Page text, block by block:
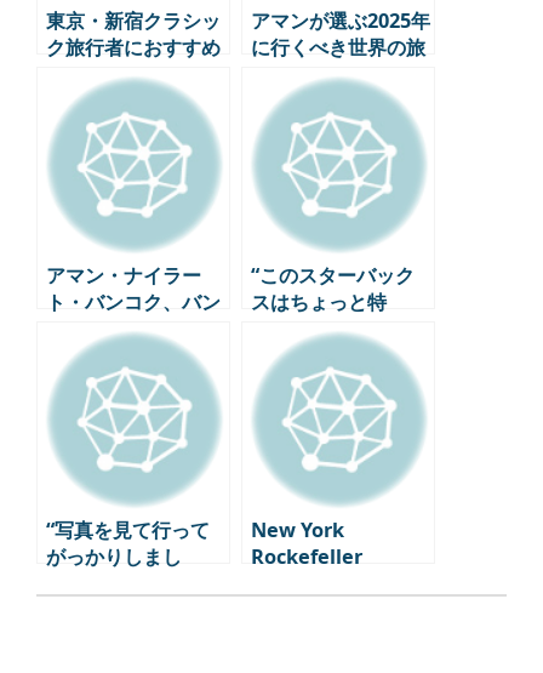
東京・新宿クラシッ
ク旅行者におすすめ
の感性豊かなスポッ
ト4選
アマンが選ぶ2025年
に行くべき世界の旅
行先5選
アマン・ナイラー
ト・バンコク、バン
コク都心部で最高の
ラグジュアリーホテ
ルを開業
“このスターバック
スはちょっと特
別”日本でしか出会
えないユニークなス
ターバックススポッ
ト5選
“写真を見て行って
がっかりしまし
New York
Rockefeller